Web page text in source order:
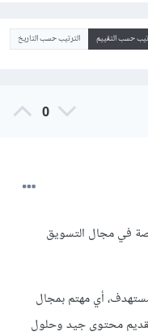
حسب التقييم الترتيب حسب التاريخ
0
في مجال التسويق
أي مهتم بمجال
محتوى جيد وحلول